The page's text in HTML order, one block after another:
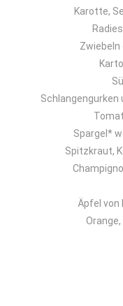
Karotte,
Zwiebeln
Schlangengurken
Spargel*
Spitzkraut,
Äpfel von